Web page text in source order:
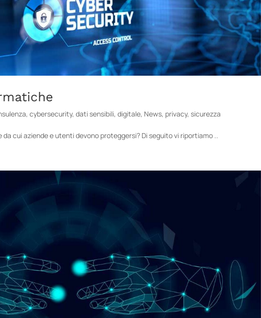
,cybersecurity,dati sensibili,digitale, News, privacy,sicurezza
cui aziende e utenti devono proteggersi? Di seguito vi riportiamo ..